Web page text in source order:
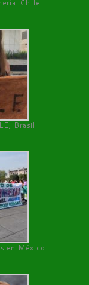
Chile
Brasil
en México